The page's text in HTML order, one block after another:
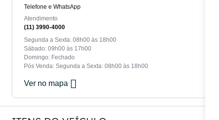
Telefone e WhatsApp
Atendimento
(11) 3990-4000
Segunda a Sexta: 08h00 às 18h00
Sábado: 09h00 às 17h00
Domingo: Fechado
Pós Venda: Segunda a Sexta: 08h00 às 18h00
Ver no mapa